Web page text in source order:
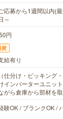
応募から1週間以内(
～
円
費
給有り
仕分け・ピッキング
インバーターユニッ
がら倉庫から部材を
験OK / ブランクOK /